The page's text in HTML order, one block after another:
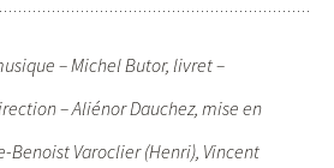
– Michel Butor, livret –
– Aliénor Dauchez, mise en
Benoist Varoclier (Henri), Vincent